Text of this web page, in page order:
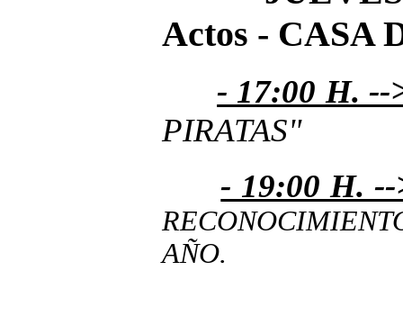
Actos - CASA
- 17:00 H. --
PIRATAS"
- 19:00 H. --
AÑO.